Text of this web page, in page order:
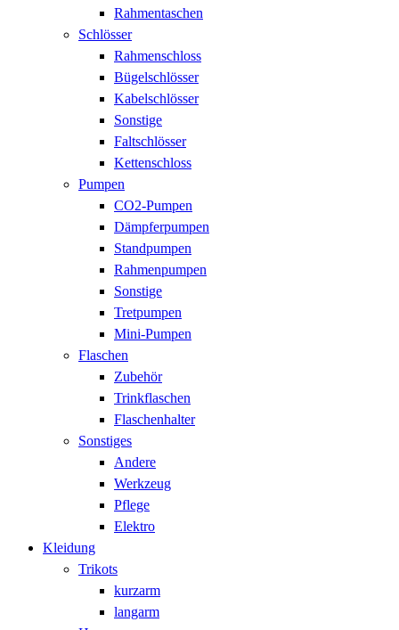
Rahmentaschen
Schlösser
Rahmenschloss
Bügelschlösser
Kabelschlösser
Sonstige
Faltschlösser
Kettenschloss
Pumpen
CO2-Pumpen
Dämpferpumpen
Standpumpen
Rahmenpumpen
Sonstige
Tretpumpen
Mini-Pumpen
Flaschen
Zubehör
Trinkflaschen
Flaschenhalter
Sonstiges
Andere
Werkzeug
Pflege
Elektro
Kleidung
Trikots
kurzarm
langarm